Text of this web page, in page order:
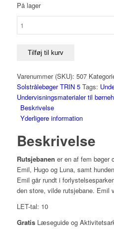
På lager
Tilføj til kurv
Varenummer (SKU): 507
Solstrålebøger TRIN 5 Tags:
Undervisningsmaterialer til
Beskrivelse
Yderligere information
Beskrivelse
Rutsjebanen er en af fem bøger
Emil, Hugo og Luna, samt
Emil går rundt i
den store, vilde rutsjebane. Emil
LET-tal: 10
GratisLæseguide og